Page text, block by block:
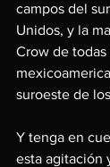
campos del
Unidos, y la
Crow de
suroeste de
Y tenga en
esta agitación